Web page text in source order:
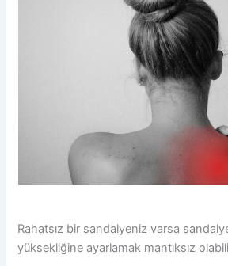
Rahatsız bir sandalyeniz varsa
yüksekliğine ayarlamak mantıksız